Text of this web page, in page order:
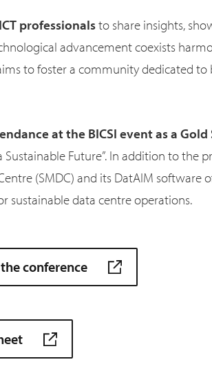
professionalsto share insights,
advancement coexists
to foster a community dedicated
at the BICSI event as a Gold
Future”. In addition to the
(SMDC) and its DatAIM software
sustainable data centre operations.
conference